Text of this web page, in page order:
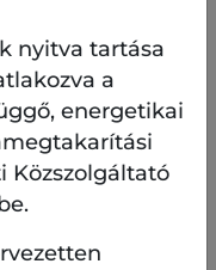
vizsgaelőadás
költők verseivel és
nyitva tartása
a
energetikai
Közszolgáltató